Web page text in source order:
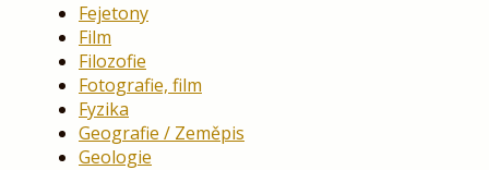
Fejetony
Film
Filozofie
Fotografie, film
Fyzika
Geografie / Zeměpis
Geologie